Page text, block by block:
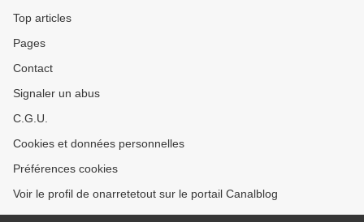
Top articles
Pages
Contact
Signaler un abus
C.G.U.
Cookies et données personnelles
Préférences cookies
Voir le profil de onarretetout sur le portail Canalblog